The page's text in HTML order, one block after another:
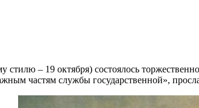
стилю – 19 октября) состоялось
частям службы государственной»,